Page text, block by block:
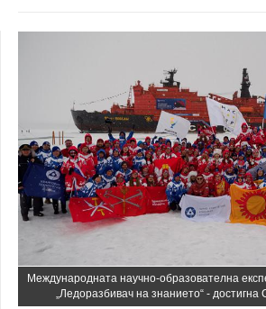
Международната научно-образователна
„Ледоразбивач на знанието“ -